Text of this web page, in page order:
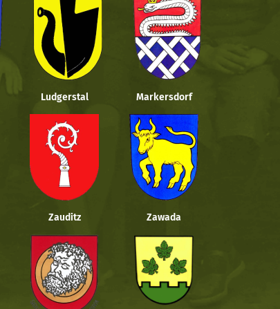
Ludgerstal Markersdorf
Zauditz Zawada